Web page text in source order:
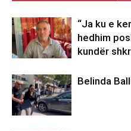
“Ja ku e
hedhim
kundër
Belinda